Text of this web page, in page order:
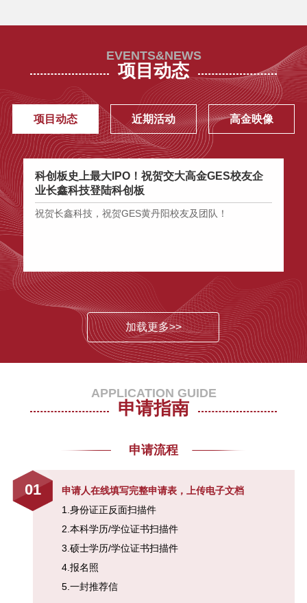
EVENTS&NEWS
项目动态
项目动态 近期活动 高金映像
科创板史上最大IPO！祝贺交大高金GES校友企
业长鑫科技登陆科创板
祝贺长鑫科技，祝贺GES黄丹阳校友及团队！
加载更多>>
APPLICATION GUIDE
申请指南
申请流程
01
申请人在线填写完整申请表，上传电子文档
1.身份证正反面扫描件
2.本科学历/学位证书扫描件
3.硕士学历/学位证书扫描件
4.报名照
5.一封推荐信
2017春季SAIF金融EMBA/EE/DBA
招生宣讲会
商业文明中的自由与约束：秦朔新
书《文明寻思录》分享会-|2.28 上
海
2017中国经济图谱解读：从反危机
到新常态
SAIF校友峰会:新金融时代的产业投
资与并购新机遇
SAIF金融E沙龙|国家公共财富与中
贾康：解读供给侧结构性改革—7月
4日/北京
新金融的崛起：从互联网金融到共
享金融—5月5日/北京
SAIF金融E沙龙|长富汇银大讲堂
《大资管背景下的并购趋势》
颠覆OR创新？ 9月10日【SAIF金
融E沙龙】解读金融服务的数字化
趋势报名启动